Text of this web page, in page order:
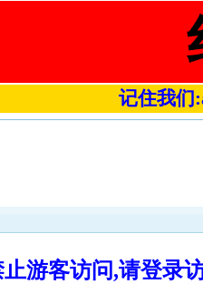
记住我们
止游客访问,请登